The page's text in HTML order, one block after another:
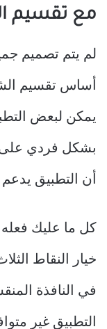
مع تقسيم
لم يتم تصميم
أساس تقسيم
يمكن لبعض
بشكل فردي على
أن التطبيق
كل ما عليك
خيار النقاط
في النافذة
التطبيق غير